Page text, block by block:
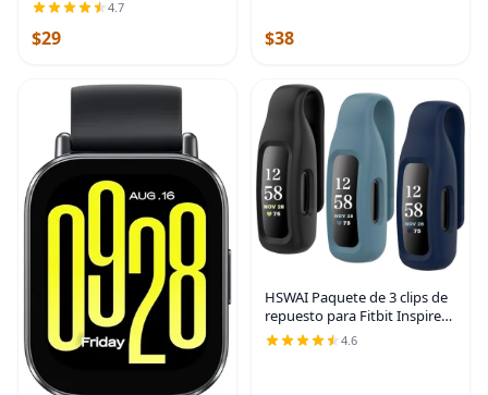
hombres, paquete de 5
correas de nailon elástico
4.7
$29 $38
HSWAI Paquete de 3 clips de
repuesto para Fitbit Inspire
2/Fitbit Inspire 3, clip de
silicona suave y cómodo de
4.6